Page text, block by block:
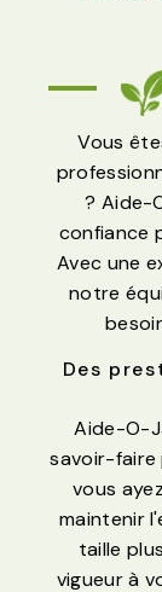
Vous
? Aide-
confiance
Avec une
notre
Des
Aide-O-
savoir-faire
vous
maintenir
taille
vigueur à